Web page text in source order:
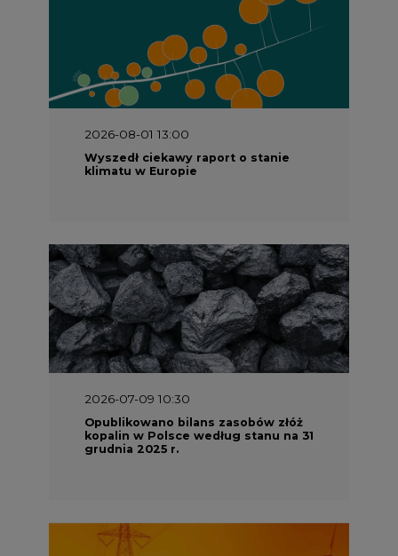
2026-08-01 13:00
Wyszedł ciekawy raport o stanie
klimatu w Europie
2026-07-09 10:30
Opublikowano bilans zasobów złóż
kopalin w Polsce według stanu na 31
grudnia 2025 r.